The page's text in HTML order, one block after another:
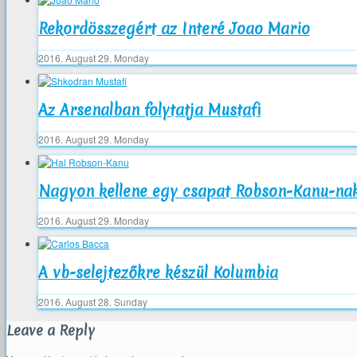
Rekordösszegért az Interé Joao Mario
2016. August 29. Monday
Az Arsenalban folytatja Mustafi
2016. August 29. Monday
Nagyon kellene egy csapat Robson-Kanu-
2016. August 29. Monday
A vb-selejtezőkre készül Kolumbia
2016. August 28. Sunday
Leave a Reply